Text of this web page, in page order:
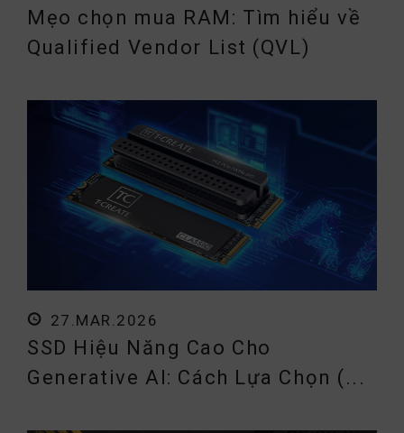
Mẹo chọn mua RAM: Tìm hiểu về
Qualified Vendor List (QVL)
27.MAR.2026
SSD Hiệu Năng Cao Cho
Generative AI: Cách Lựa Chọn (...